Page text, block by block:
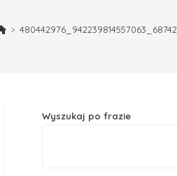
>
Wyszukaj po frazie